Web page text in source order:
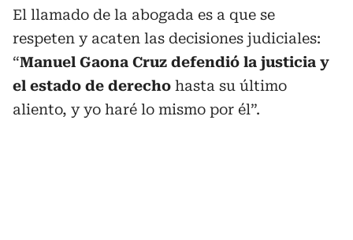
El llamado de la abogada es a que se
respeten y acaten las decisiones judiciales:
“Manuel Gaona Cruz defendió la justicia y
el estado de derecho hasta su último
aliento, y yo haré lo mismo por él”.